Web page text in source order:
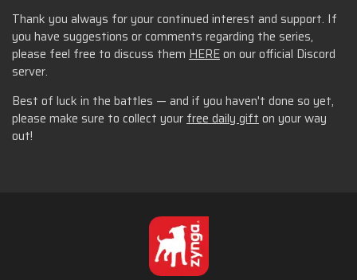
Thank you always for your continued interest and support. If
you have suggestions or comments regarding the series,
please feel free to discuss them HEREon our official Discord
server.
Best of luck in the battles — and if you haven't done so yet,
please make sure to collect yourfree daily gifton your way
out!